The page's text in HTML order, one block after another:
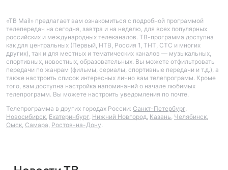
«ТВ Mail» предлагает вам ознакомиться с подробной программой
телепередач на сегодня, завтра и на неделю, для всех популярных
российских и международных телеканалов. ТВ-программа доступна
как для центральных (Первый, НТВ, Россия 1, ТНТ, СТС и многих
других), так и для местных и тематических каналов — музыкальных,
спортивных, новостных, образовательных. Вы можете отфильтровать
передачи по жанрам (фильмы, сериалы, спортивные передачи и т.д.), а
также настроить список интересных лично вам телепрограмм. Кроме
того, вам доступна настройка напоминаний о начале любимых
телепрограмм. Вы можете настроить уведомления по почте.
Телепрограмма в других городах России: Санкт-Петербург,
Новосибирск, Екатеринбург, Нижний Новгород, Казань, Челябинск,
Омск, Самара, Ростов-на-Дону.